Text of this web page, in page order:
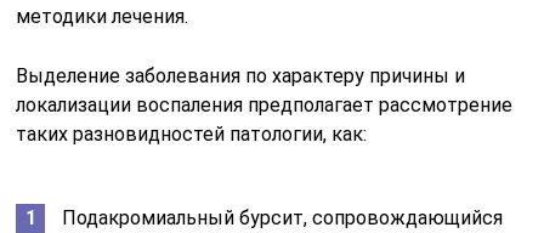
методики лечения.
Выделение заболевания по характеру причины и
локализации воспаления предполагает рассмотрение
таких разновидностей патологии, как:
Подакромиальный бурсит, сопровождающийся